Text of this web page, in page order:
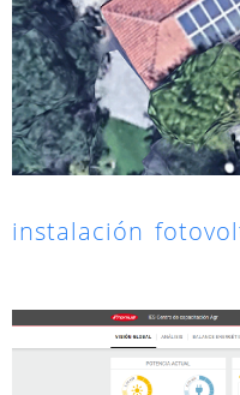
instalación